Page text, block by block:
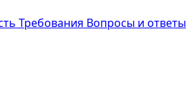
Требования Вопросы и ответы